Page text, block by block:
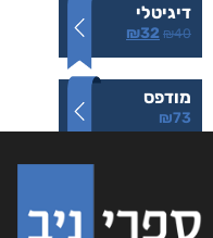
דיגיטלי
₪40
₪32
מודפס
₪73